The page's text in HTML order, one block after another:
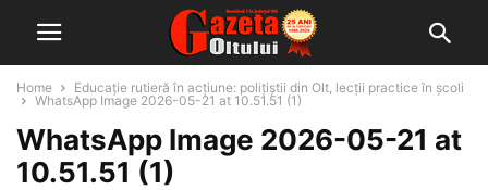
Home
Educație rutieră în acțiune: polițiștii din Olt, lecții practice în școli
WhatsApp Image 2026-05-21 at 10.51.51 (1)
WhatsApp Image 2026-05-21 at
10.51.51 (1)